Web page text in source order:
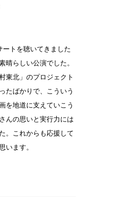
ートを聴いてきました
晴らしい公演でした。
東北」のプロジェクト
たばかりで、こういう
を地道に支えていこう
んの思いと実行力には
。これからも応援して
います。